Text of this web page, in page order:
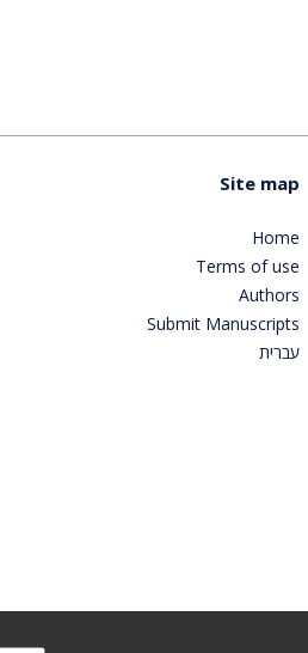
Site map
Home
Terms of use
Authors
Submit Manuscripts
עברית